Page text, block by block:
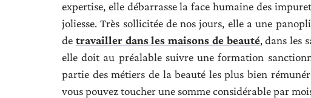
expertise, elle débarrasse la face humaine des
joliesse. Très sollicitée de nos jours, elle a une
de travailler dans les maisons de beauté, dans les
elle doit au préalable suivre une formation
partie des métiers de la beauté les plus bien
vous pouvez toucher une somme considérable par